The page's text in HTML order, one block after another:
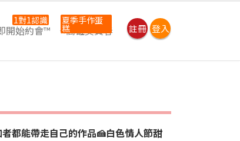
開始約會™
1對1認識
⭐高雄吳寶春
夏季手作蛋
糕 註冊 登入
都能帶走自己的作品🍰白色情人節甜